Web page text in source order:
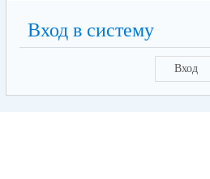
Вход в систему
Вход